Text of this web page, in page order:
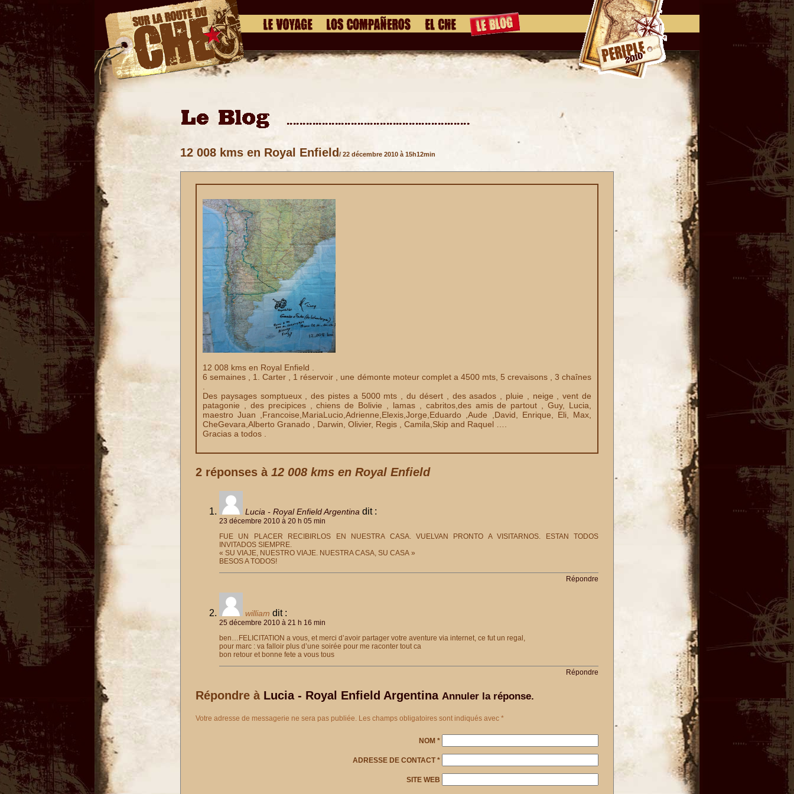
12 008 kms en Royal Enfield / 22 décembre 2010 à 15h12min
12 008 kms en Royal Enfield .
6 semaines , 1. Carter , 1 réservoir , une démonte moteur complet a 4500 mts, 5 crevaisons , 3 chaînes
Des paysages somptueux , des pistes a 5000 mts , du désert , des asados , pluie , neige , vent de
patagonie , des precipices , chiens de Bolivie , lamas , cabritos,des amis de partout , Guy, Lucia,
maestro Juan ,Francoise,MariaLucio,Adrienne,Elexis,Jorge,Eduardo ,Aude ,David, Enrique, Eli, Max,
CheGevara,Alberto Granado , Darwin, Olivier, Regis , Camila,Skip and Raquel ….
Gracias a todos .
2 réponses à 12 008 kms en Royal Enfield
Lucia - Royal Enfield Argentina dit :
23 décembre 2010 à 20 h 05 min
FUE UN PLACER RECIBIRLOS EN NUESTRA CASA. VUELVAN PRONTO A VISITARNOS. ESTAN TODOS
INVITADOS SIEMPRE.
« SU VIAJE, NUESTRO VIAJE. NUESTRA CASA, SU CASA »
BESOS A TODOS!
Répondre
william dit :
25 décembre 2010 à 21 h 16 min
ben…FELICITATION a vous, et merci d’avoir partager votre aventure via internet, ce fut un regal,
pour marc : va falloir plus d’une soirée pour me raconter tout ca
bon retour et bonne fete a vous tous
Répondre
Répondre à Lucia - Royal Enfield Argentina Annuler la réponse.
Votre adresse de messagerie ne sera pas publiée. Les champs obligatoires sont indiqués avec *
NOM *
ADRESSE DE CONTACT*
SITE WEB